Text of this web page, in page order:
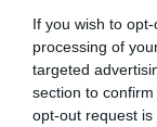
If you wish to
processing of
targeted
section to
opt-out request